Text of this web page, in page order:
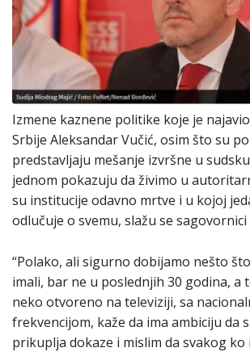
Izmene kaznene politike koje je
Srbije Aleksandar Vučić, osim što su
predstavljaju mešanje izvršne u
jednom pokazuju da živimo u
su institucije odavno mrtve i u kojoj
odlučuje o svemu, slažu se
“Polako, ali sigurno dobijamo nešto
imali, bar ne u poslednjih 30 godina, a
neko otvoreno na televiziji, sa
frekvencijom, kaže da ima ambiciju da
prikuplja dokaze i mislim da svakog ko